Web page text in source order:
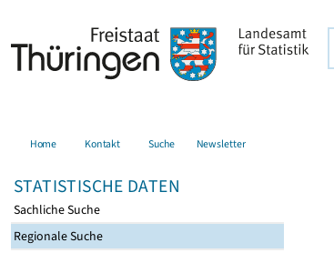
Home Kontakt Suche Newsletter
STATISTISCHE DATEN
Sachliche Suche
Regionale Suche